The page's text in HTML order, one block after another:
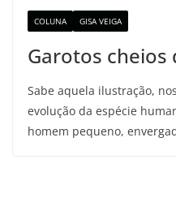
COLUNA GISA VEIGA
Garotos cheios
Sabe aquela ilustração,
evolução da espécie
homem pequeno,